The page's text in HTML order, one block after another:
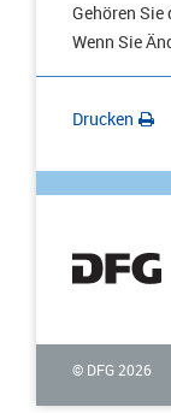
Gehören
Wenn Sie
Drucken
© DFG 2026